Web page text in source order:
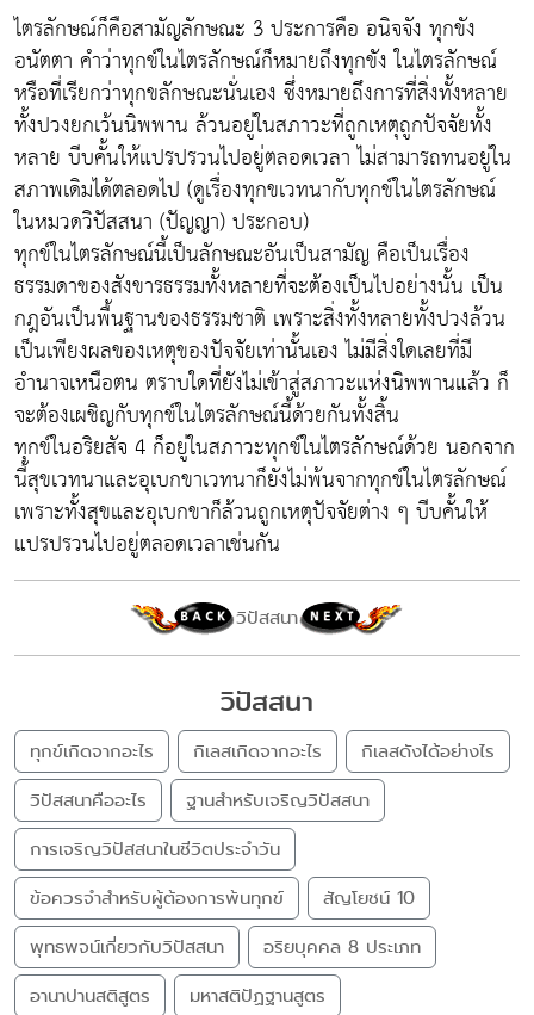
ไตรลักษณ์ก็คือสามัญลักษณะ 3 ประการคือ อนิจจัง ทุกขัง
อนัตตา คำว่าทุกข์ในไตรลักษณ์ก็หมายถึงทุกขัง ในไตรลักษณ์
หรือที่เรียกว่าทุกขลักษณะนั่นเอง ซึ่งหมายถึงการที่สิ่งทั้งหลาย
ทั้งปวงยกเว้นนิพพาน ล้วนอยู่ในสภาวะที่ถูกเหตุถูกปัจจัยทั้ง
หลาย บีบคั้นให้แปรปรวนไปอยู่ตลอดเวลา ไม่สามารถทนอยู่ใน
สภาพเดิมได้ตลอดไป (ดูเรื่องทุกขเวทนากับทุกข์ในไตรลักษณ์
ในหมวดวิปัสสนา (ปัญญา) ประกอบ)
ทุกข์ในไตรลักษณ์นี้เป็นลักษณะอันเป็นสามัญ คือเป็นเรื่อง
ธรรมดาของสังขารธรรมทั้งหลายที่จะต้องเป็นไปอย่างนั้น เป็น
กฎอันเป็นพื้นฐานของธรรมชาติ เพราะสิ่งทั้งหลายทั้งปวงล้วน
เป็นเพียงผลของเหตุของปัจจัยเท่านั้นเอง ไม่มีสิ่งใดเลยที่มี
อำนาจเหนือตน ตราบใดที่ยังไม่เข้าสู่สภาวะแห่งนิพพานแล้ว ก็
จะต้องเผชิญกับทุกข์ในไตรลักษณ์นี้ด้วยกันทั้งสิ้น
ทุกข์ในอริยสัจ 4 ก็อยู่ในสภาวะทุกข์ในไตรลักษณ์ด้วย นอกจาก
นี้สุขเวทนาและอุเบกขาเวทนาก็ยังไม่พ้นจากทุกข์ในไตรลักษณ์
เพราะทั้งสุขและอุเบกขาก็ล้วนถูกเหตุปัจจัยต่าง ๆ บีบคั้นให้
แปรปรวนไปอยู่ตลอดเวลาเช่นกัน
วิปัสสนา
วิปัสสนา
ทุกข์เกิดจากอะไร กิเลสเกิดจากอะไร
กิเลสดังได้อย่างไร
วิปัสสนาคืออะไร
ฐานสำหรับเจริญวิปัสสนา
การเจริญวิปัสสนาในชีวิตประจำวัน
ข้อควรจำสำหรับผู้ต้องการพ้นทุกข์
สัญโยชน์ 10
พุทธพจน์เกี่ยวกับวิปัสสนา
อริยบุคคล 8 ประเภท
อานาปานสติสูตร
มหาสติปัฏฐานสูตร